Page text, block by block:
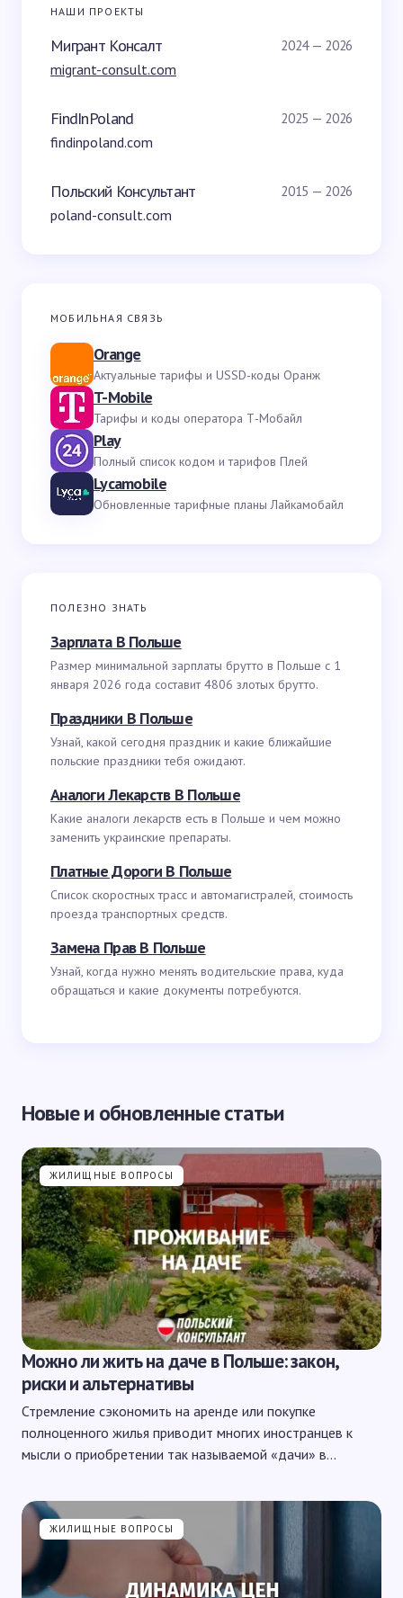
НАШИ ПРОЕКТЫ
Мигрант Консалт 2024 — 2026
migrant-consult.com
FindInPoland 2025 — 2026
findinpoland.com
Польский Консультант 2015 — 2026
poland-consult.com
МОБИЛЬНАЯ СВЯЗЬ
Orange
Актуальные тарифы и USSD-коды Оранж
T-Mobile
Тарифы и коды оператора Т-Мобайл
Play
Полный список кодом и тарифов Плей
Lycamobile
Обновленные тарифные планы Лайкамобайл
ПОЛЕЗНО ЗНАТЬ
Зарплата В Польше
Размер минимальной зарплаты брутто в Польше с 1
января 2026 года составит 4806 злотых брутто.
Праздники В Польше
Узнай, какой сегодня праздник и какие ближайшие
польские праздники тебя ожидают.
Аналоги Лекарств В Польше
Какие аналоги лекарств есть в Польше и чем можно
заменить украинские препараты.
Платные Дороги В Польше
Список скоростных трасс и автомагистралей, стоимость
проезда транспортных средств.
Замена Прав В Польше
Узнай, когда нужно менять водительские права, куда
обращаться и какие документы потребуются.
Новые и обновленные статьи
ЖИЛИЩНЫЕ ВОПРОСЫ
Можно ли жить на даче в Польше: закон,
риски и альтернативы
Стремление сэкономить на аренде или покупке
полноценного жилья приводит многих иностранцев к
мысли о приобретении так называемой «дачи» в…
ЖИЛИЩНЫЕ ВОПРОСЫ